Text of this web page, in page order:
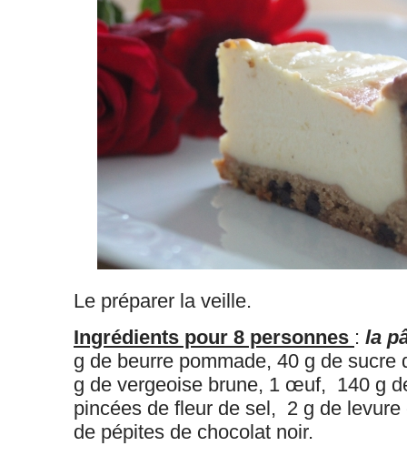
Le préparer la veille.
Ingrédients pour 8 personnes : la
g de beurre pommade, 40 g de sucre
g de vergeoise brune, 1 œuf, 140 g
pincées de fleur de sel, 2 g de levure
de pépites de chocolat noir.